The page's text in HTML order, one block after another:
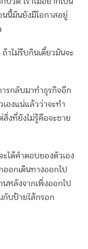
ปวด เราไม่อยากเป็น
นนี้มันยังมีโอกาสอยู่
าไม่รีบกินเดี๋ยวมันจะ
ารกลับมาทำธุรกิจอีก
องแน่แล้วว่าจะทำ
งที่ยังไม่รู้คือจะขาย
ได้คำตอบของตัวเอง
ออกเดินทางออกไป
หลังจากเพิ่งออกไป
กับป้ายไส้กรอก